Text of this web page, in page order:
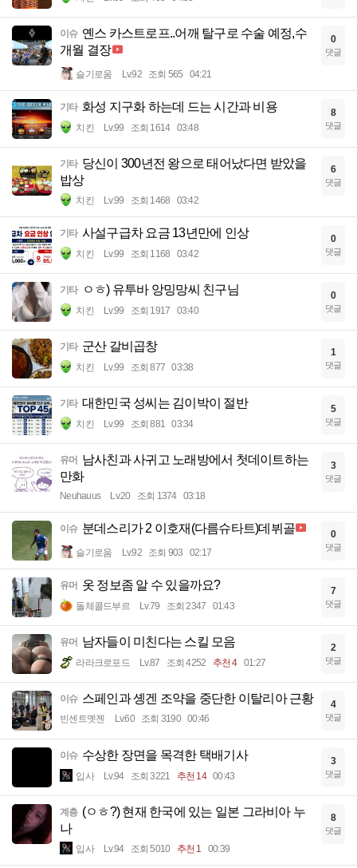
이슈 옌스 카스트로프..어깨 탈구로 수술 예정,수
개월 결장
슬기로움 Lv.92 조회 565 04:21
0
댓글
기타 화성 지구화 하는데 드는 시간과 비용
치킨 Lv.99 조회 1614 03:48
8
댓글
기타 당신이 300년전 왕으로 태어났다면 받았을
밥상
치킨 Lv.99 조회 1468 03:42
6
댓글
기타 사설구급차 요금 13년만에 인상
치킨 Lv.99 조회 1168 03:42
0
댓글
기타 ㅇㅎ) 유투바 앙밍망씨 친구님
치킨 Lv.99 조회 1917 03:40
0
댓글
기타 군산 갈비곱창
치킨 Lv.99 조회 877 03:38
1
댓글
기타 대한민국 성씨는 김이박이 절반
치킨 Lv.99 조회 881 03:34
5
댓글
유머 남사친과 사귀고 노래방에서 첫데이트하는
만화
Neuhauus Lv.20 조회 1374 03:18
3
댓글
이슈 분데스리가 2 이호재(다름슈타트)데뷔골
슬기로움 Lv.92 조회 903 02:17
0
댓글
유머 옷 정보좀 알 수 있을까요?
돌체콜드부르 Lv.79 조회 2347 01:43
7
댓글
유머 남자들이 미친다는 스킬 모음
라라크로포드 Lv.87 조회 4252 추천 4 01:27
2
댓글
이슈 스페인과 솅겐 조약을 중단한 이탈리아 근황
빈센트멧젠 Lv.60 조회 3190 00:46
4
댓글
이슈 수상한 장면을 목격한 택배기사
입사 Lv.94 조회 3221 추천 14 00:43
3
댓글
계층 (ㅇㅎ?) 현재 한국에 있는 일본 그라비아 누
나
입사 Lv.94 조회 5010 추천 1 00:39
8
댓글